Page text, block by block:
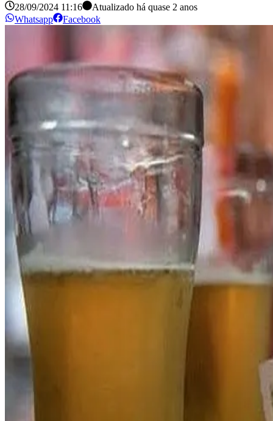
28/09/2024 11:16
Atualizado há quase 2 anos
Whatsapp
Facebook